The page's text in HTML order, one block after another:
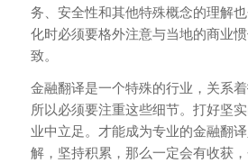
务、安全性和其他特殊概念的理解
化时必须要格外注意与当地的商业
致。
金融翻译是一个特殊的行业，关系
所以必须要注重这些细节。打好坚
业中立足。才能成为专业的金融翻
解，坚持积累，那么一定会有收获，